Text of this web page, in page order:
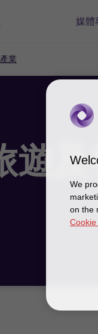
媒體
業
遊 及
We
on the
Cookie